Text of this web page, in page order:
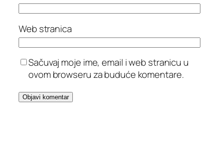
Web stranica
Sačuvaj moje ime, email i web stranicu u
ovom browseru za buduće komentare.